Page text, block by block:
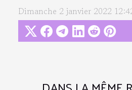
Dimanche 2 janvier 2022